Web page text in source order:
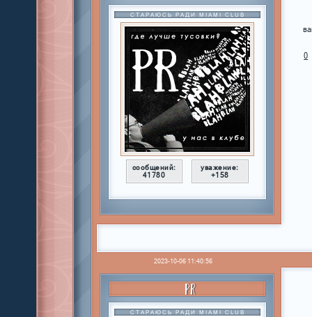
СТАРАЮСЬ РАДИ MIAMI CLUB
сообщений:
41780
уважение:
+158
0
2023-10-06 11:40:56
PR
СТАРАЮСЬ РАДИ MIAMI CLUB